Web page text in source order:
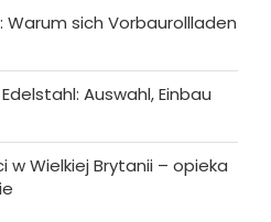
sich Vorbaurollladen
Auswahl, Einbau
w Wielkiej Brytanii – opieka